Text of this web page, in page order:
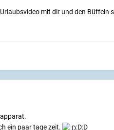
mit dir und den Büffeln
ein paar tage zeit.
:D:D